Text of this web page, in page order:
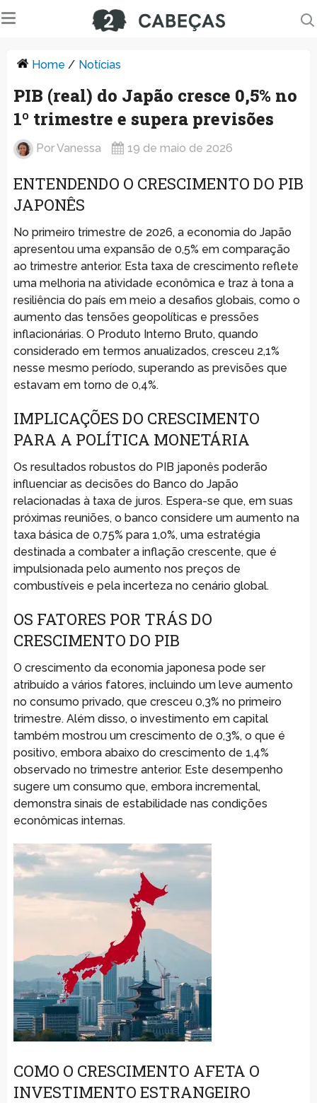
Home / Notícias
PIB (real) do Japão cresce 0,5% no
1º trimestre e supera previsões
PorVanessa 19 de maio de 2026
ENTENDENDO O CRESCIMENTO DO PIB
JAPONÊS
No primeiro trimestre de 2026, a economia do Japão
apresentou uma expansão de 0,5% em comparação
ao trimestre anterior. Esta taxa de crescimento reflete
uma melhoria na atividade econômica e traz à tona a
resiliência do país em meio a desafios globais, como o
aumento das tensões geopolíticas e pressões
inflacionárias. O Produto Interno Bruto, quando
considerado em termos anualizados, cresceu 2,1%
nesse mesmo período, superando as previsões que
estavam em torno de 0,4%.
IMPLICAÇÕES DO CRESCIMENTO
PARA A POLÍTICA MONETÁRIA
Os resultados robustos do PIB japonês poderão
influenciar as decisões do Banco do Japão
relacionadas à taxa de juros. Espera-se que, em suas
próximas reuniões, o banco considere um aumento na
taxa básica de 0,75% para 1,0%, uma estratégia
destinada a combater a inflação crescente, que é
impulsionada pelo aumento nos preços de
combustíveis e pela incerteza no cenário global.
OS FATORES POR TRÁS DO
CRESCIMENTO DO PIB
O crescimento da economia japonesa pode ser
atribuído a vários fatores, incluindo um leve aumento
no consumo privado, que cresceu 0,3% no primeiro
trimestre. Além disso, o investimento em capital
também mostrou um crescimento de 0,3%, o que é
positivo, embora abaixo do crescimento de 1,4%
observado no trimestre anterior. Este desempenho
sugere um consumo que, embora incremental,
demonstra sinais de estabilidade nas condições
econômicas internas.
COMO O CRESCIMENTO AFETA O
INVESTIMENTO ESTRANGEIRO